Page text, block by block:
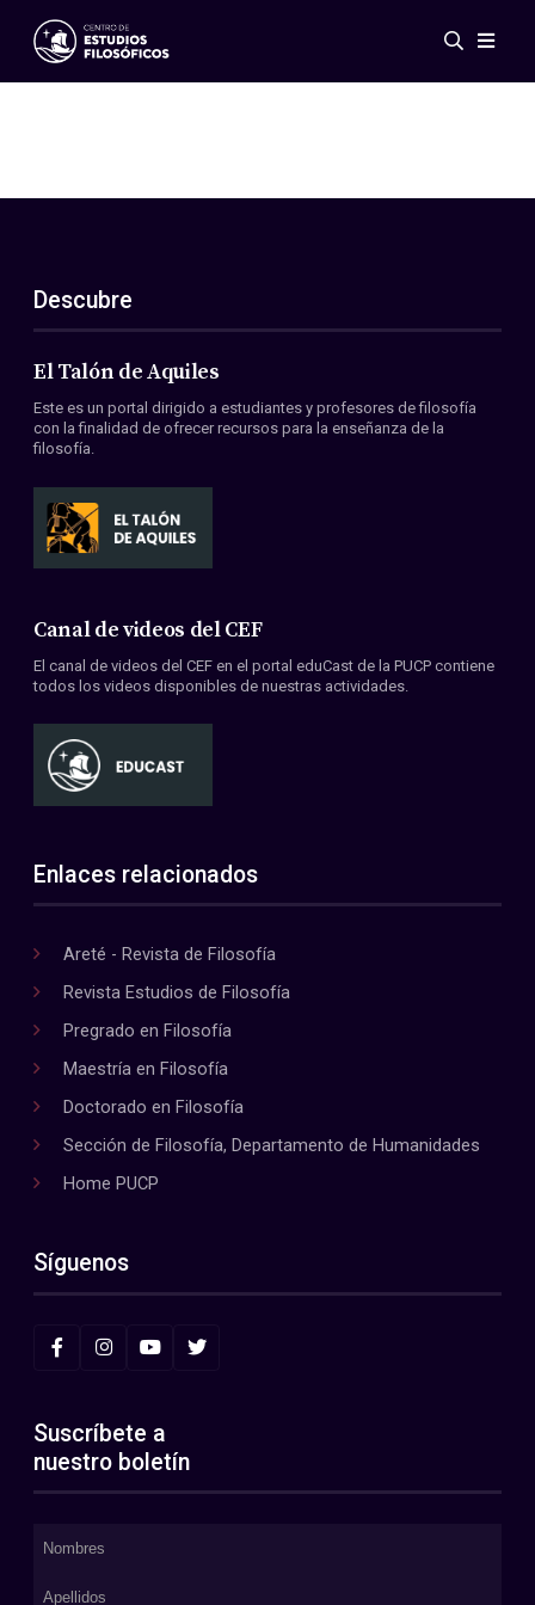
Eventos
ES
EN
Acerca de nosotros
Miembros
Convenios
Descubre
El Talón de Aquiles
Este es un portal dirigido a estudiantes y profesores de filosofía
con la finalidad de ofrecer recursos para la enseñanza de la
filosofía.
Canal de videos del CEF
El canal de videos del CEF en el portal eduCast de la PUCP contiene
todos los videos disponibles de nuestras actividades.
Enlaces relacionados
Areté - Revista de Filosofía
Revista Estudios de Filosofía
Pregrado en Filosofía
Maestría en Filosofía
Doctorado en Filosofía
Sección de Filosofía, Departamento de Humanidades
Home PUCP
Síguenos
Suscríbete a
nuestro boletín